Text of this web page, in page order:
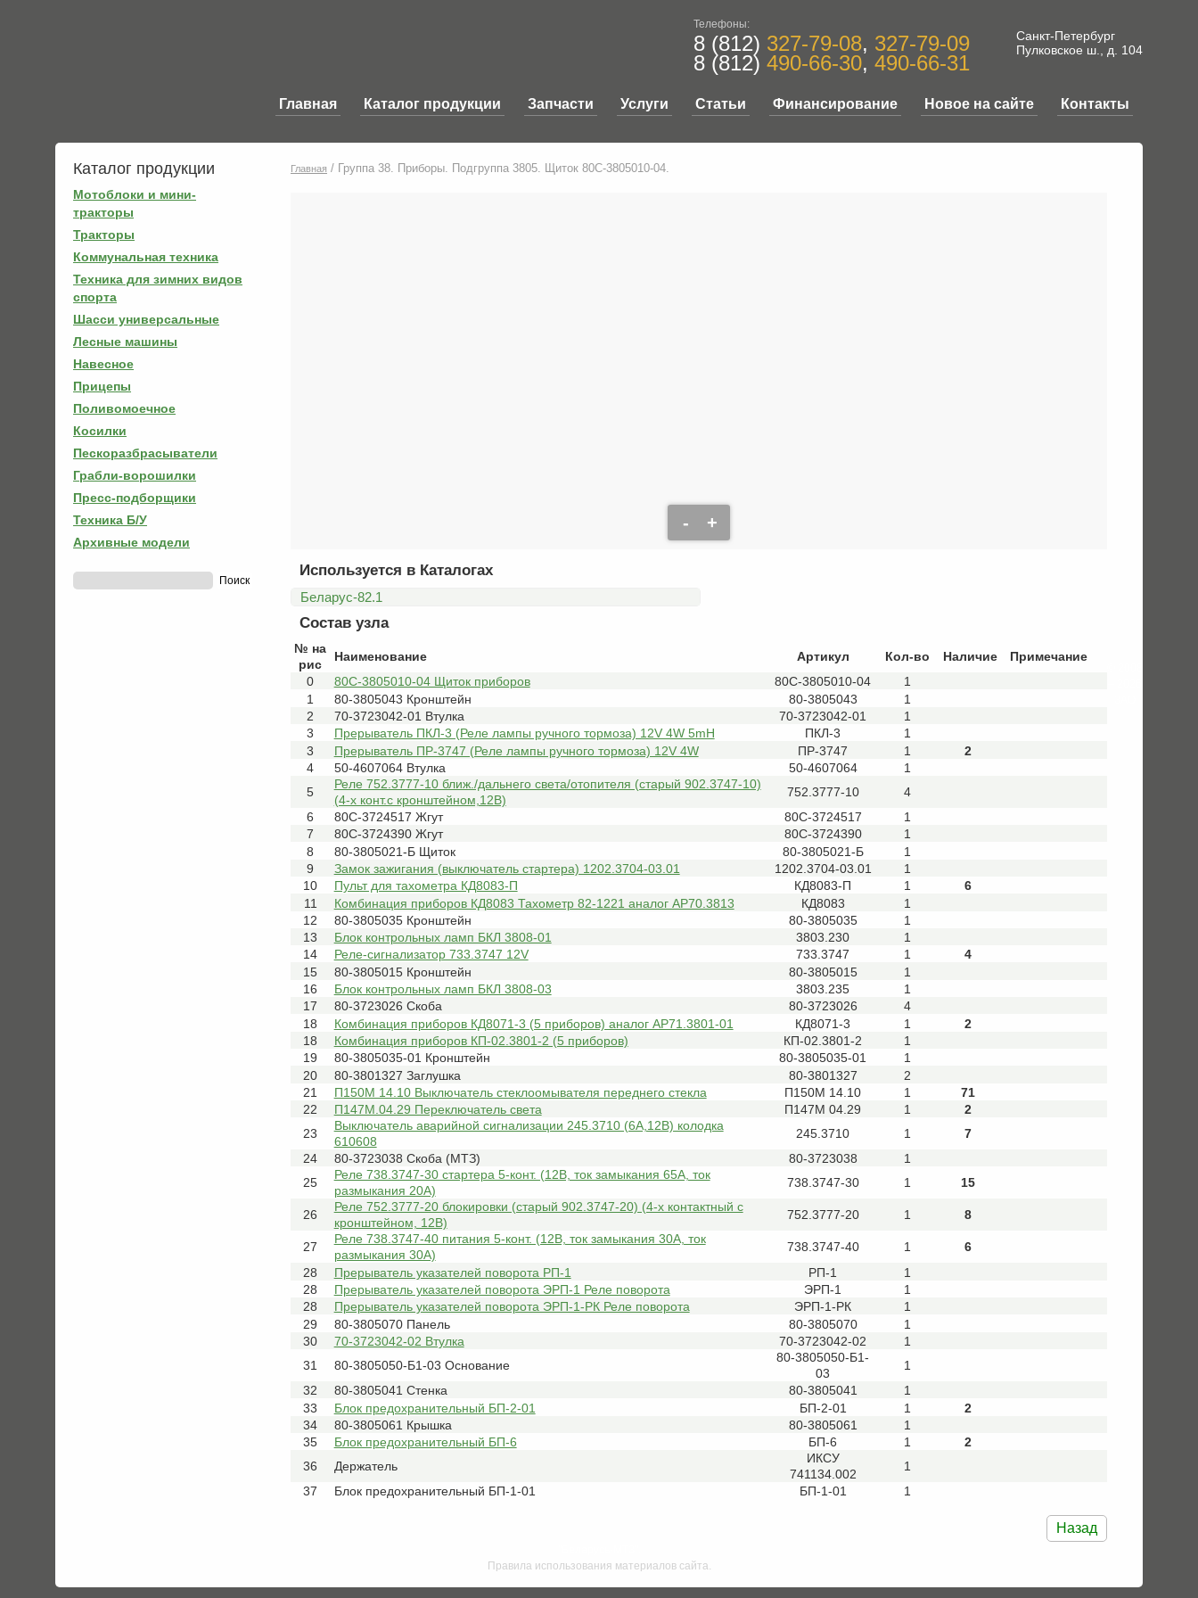
Телефоны:
8 (812) 327-79-08, 327-79-09
8 (812) 490-66-30, 490-66-31
Санкт-Петербург
Пулковское ш., д. 104
Главная Каталог продукции Запчасти Услуги Статьи Финансирование Новое на сайте Контакты
Каталог продукции
Мотоблоки и мини-
тракторы
Тракторы
Коммунальная техника
Техника для зимних видов
спорта
Шасси универсальные
Лесные машины
Навесное
Прицепы
Поливомоечное
Косилки
Пескоразбрасыватели
Грабли-ворошилки
Пресс-подборщики
Техника Б/У
Архивные модели
Главная / Группа 38. Приборы. Подгруппа 3805. Щиток 80С-3805010-04.
- +
Используется в Каталогах
Беларус-82.1
Состав узла
№ на
рис
Наименование Артикул Кол-во Наличие
Примечание
0
80С-3805010-04 Щиток приборов 80С-3805010-04
1
1
80-3805043 Кронштейн 80-3805043
1
2
70-3723042-01 Втулка 70-3723042-01
1
3
Прерыватель ПКЛ-3 (Реле лампы ручного тормоза) 12V 4W 5mH ПКЛ-3
1
3
Прерыватель ПР-3747 (Реле лампы ручного тормоза) 12V 4W ПР-3747 1
2
4
50-4607064 Втулка 50-4607064
1
5
Реле 752.3777-10 ближ./дальнего света/отопителя (старый 902.3747-10)
(4-х конт.с кронштейном,12В)
752.3777-10
4
6
80С-3724517 Жгут 80С-3724517
1
7
80С-3724390 Жгут 80С-3724390
1
8
80-3805021-Б Щиток 80-3805021-Б
1
9
Замок зажигания (выключатель стартера) 1202.3704-03.01 1202.3704-03.01
1
10
Пульт для тахометра КД8083-П КД8083-П 1
6
11
Комбинация приборов КД8083 Тахометр 82-1221 аналог АР70.3813 КД8083
1
12
80-3805035 Кронштейн 80-3805035
1
13
Блок контрольных ламп БКЛ 3808-01 3803.230
1
14
Реле-сигнализатор 733.3747 12V 733.3747 1
4
15
80-3805015 Кронштейн 80-3805015
1
16
Блок контрольных ламп БКЛ 3808-03 3803.235
1
17
80-3723026 Скоба 80-3723026
4
18
Комбинация приборов КД8071-3 (5 приборов) аналог АР71.3801-01 КД8071-3 1
2
18
Комбинация приборов КП-02.3801-2 (5 приборов) КП-02.3801-2
1
19
80-3805035-01 Кронштейн 80-3805035-01
1
20
80-3801327 Заглушка 80-3801327
2
21
П150М 14.10 Выключатель стеклоомывателя переднего стекла П150М 14.10 1
71
22
П147М.04.29 Переключатель света П147М 04.29 1
2
23
Выключатель аварийной сигнализации 245.3710 (6А,12В) колодка
610608
245.3710 1
7
24
80-3723038 Скоба (МТЗ) 80-3723038
1
25
Реле 738.3747-30 стартера 5-конт. (12В, ток замыкания 65А, ток
размыкания 20А)
738.3747-30 1 15
26
Реле 752.3777-20 блокировки (старый 902.3747-20) (4-х контактный с
кронштейном, 12В)
752.3777-20 1 8
27
Реле 738.3747-40 питания 5-конт. (12В, ток замыкания 30А, ток
размыкания 30А)
738.3747-40 1
6
28
Прерыватель указателей поворота РП-1 РП-1
1
28
Прерыватель указателей поворота ЭРП-1 Реле поворота ЭРП-1
1
28
Прерыватель указателей поворота ЭРП-1-РК Реле поворота ЭРП-1-РК
1
29
80-3805070 Панель 80-3805070
1
30
70-3723042-02 Втулка 70-3723042-02
1
31
80-3805050-Б1-03 Основание
80-3805050-Б1-
03
1
32
80-3805041 Стенка 80-3805041
1
33
Блок предохранительный БП-2-01 БП-2-01 1
2
34
80-3805061 Крышка 80-3805061
1
35
Блок предохранительный БП-6 БП-6 1
2
36
Держатель
ИКСУ
741134.002
1
37
Блок предохранительный БП-1-01 БП-1-01 1
Правила использования материалов сайта.